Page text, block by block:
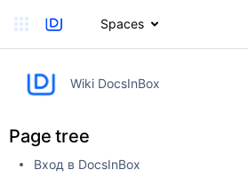
Spaces
Wiki DocsInBox
Page tree
Вход в DocsInBox